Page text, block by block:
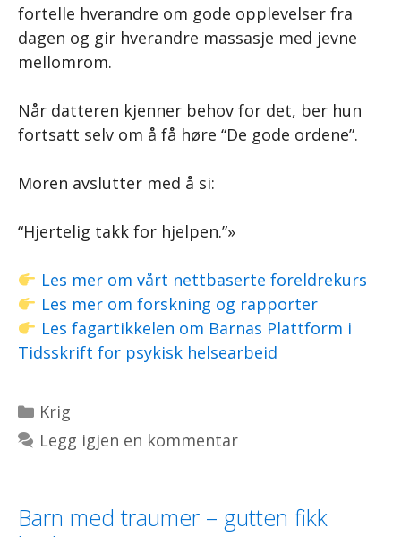
fortelle hverandre om gode opplevelser fra
dagen og gir hverandre massasje med jevne
mellomrom.
Når datteren kjenner behov for det, ber hun
fortsatt selv om å få høre “De gode ordene”.
Moren avslutter med å si:
“Hjertelig takk for hjelpen.”»
Les mer om vårt nettbaserte foreldrekurs
Les mer om forskning og rapporter
Les fagartikkelen om Barnas Plattform i
Tidsskrift for psykisk helsearbeid
Kategorier
Krig
Legg igjen en kommentar
Barn med traumer – gutten fikk